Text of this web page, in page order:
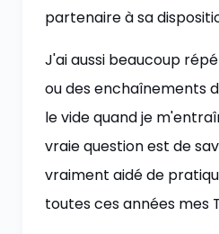
partenaire à sa
J'ai aussi beaucoup
ou des enchaînements
le vide quand je
vraie question est de
vraiment aidé de
toutes ces années mes